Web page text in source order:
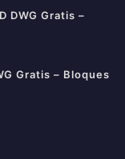
DWG Gratis –
Gratis – Bloques